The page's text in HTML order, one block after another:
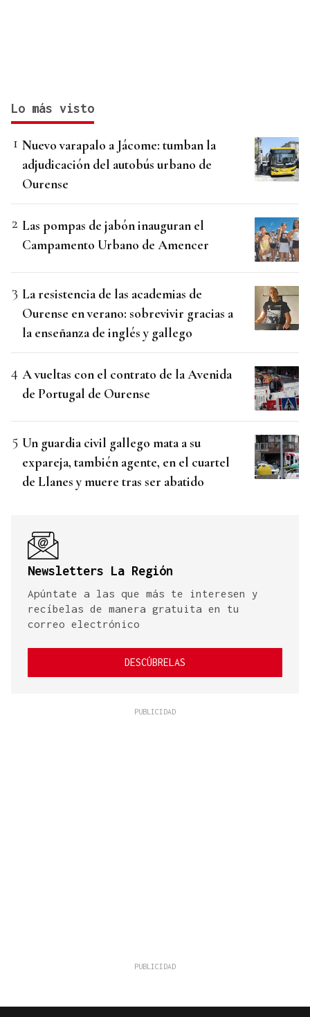
Lo más visto
Nuevo varapalo a Jácome: tumban la
adjudicación del autobús urbano de
Ourense
Las pompas de jabón inauguran el
Campamento Urbano de Amencer
La resistencia de las academias de
Ourense en verano: sobrevivir gracias a
la enseñanza de inglés y gallego
A vueltas con el contrato de la Avenida
de Portugal de Ourense
Un guardia civil gallego mata a su
expareja, también agente, en el cuartel
de Llanes y muere tras ser abatido
Newsletters La Región
Apúntate a las que más te interesen y
recíbelas de manera gratuita en tu
correo electrónico
DESCÚBRELAS